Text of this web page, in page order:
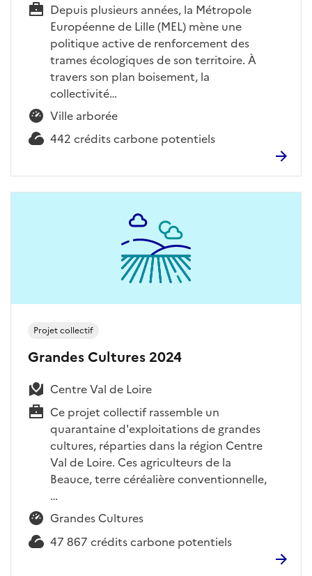
Depuis plusieurs années, la Métropole
Européenne de Lille (MEL) mène une
politique active de renforcement des
trames écologiques de son territoire. À
travers son plan boisement, la
collectivité…
Ville arborée
442 crédits carbone potentiels
Grandes Cultures 2024
Centre Val de Loire
Ce projet collectif rassemble un
quarantaine d'exploitations de grandes
cultures, réparties dans la région Centre
Val de Loire. Ces agriculteurs de la
Beauce, terre céréalière conventionnelle,
…
Grandes Cultures
47 867 crédits carbone potentiels
Projet collectif